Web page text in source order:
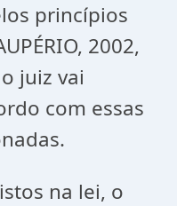
princípios
2002,
juiz vai
com essas
na lei, o